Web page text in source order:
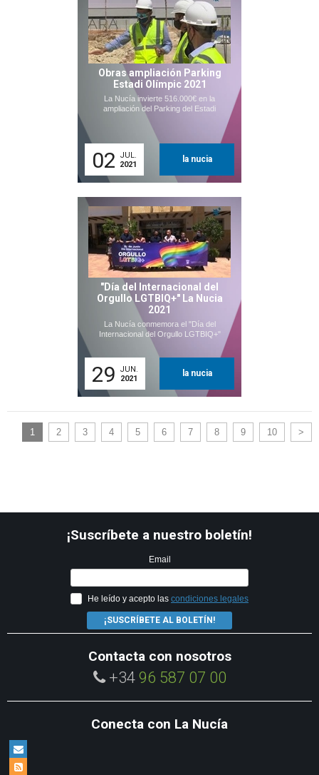
Obras ampliación Parking
Estadi Olímpic 2021
La Nucía invierte 516.000€ en la
ampliación del Parking del Estadi
02
JUL.
2021
la nucia
"Día del Internacional del
Orgullo LGTBIQ+" La Nucia
2021
La Nucía conmemora el "Día del
Internacional del Orgullo LGTBIQ+"
29
JUN.
2021
la nucia
1 2 3 4 5 6 7 8 9 10 >
¡Suscríbete a nuestro boletín!
Email
He leído y acepto las condiciones legales
¡SUSCRÍBETE AL BOLETÍN!
Contacta con nosotros
+34 96 587 07 00
Conecta con La Nucía